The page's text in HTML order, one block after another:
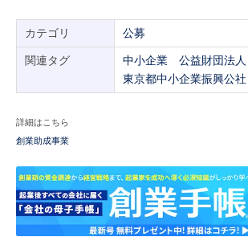
カテゴリ 公募
関連タグ 中小企業 公益財団法人
東京都中小企業振興公社
詳細はこちら
創業助成事業